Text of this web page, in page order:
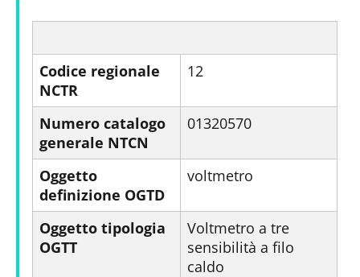
Codice regionale
NCTR
12
Numero catalogo
generale NTCN
01320570
Oggetto
definizione OGTD
voltmetro
Oggetto tipologia
OGTT
Voltmetro a tre
sensibilità a filo
caldo